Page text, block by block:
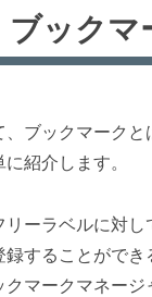
ブックマ
、ブックマークと
紹介します。
ーラベルに対し
することがで
マークマネージ